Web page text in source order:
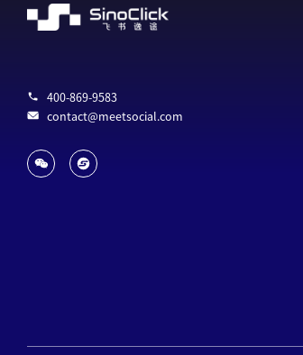
400-869-9583
contact@meetsocial.com